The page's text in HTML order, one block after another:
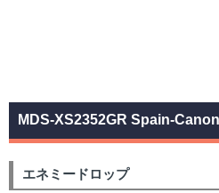
MDS-XS2352GR Spain-
エネミードロップ